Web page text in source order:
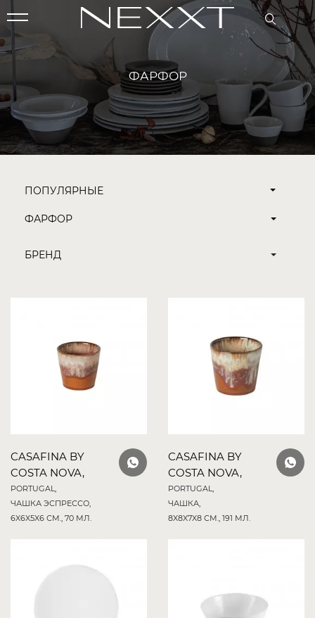
ФАРФОР
ПОПУЛЯРНЫЕ
ФАРФОР
CASAFINA BY
COSTA NOVA,
PORTUGAL,
ЧАШКА ЭСПРЕССО,
6X6X5X6 СМ., 70 МЛ.
CASAFINA BY
COSTA NOVA,
PORTUGAL,
ЧАШКА,
8X8X7X8 СМ., 191 МЛ.